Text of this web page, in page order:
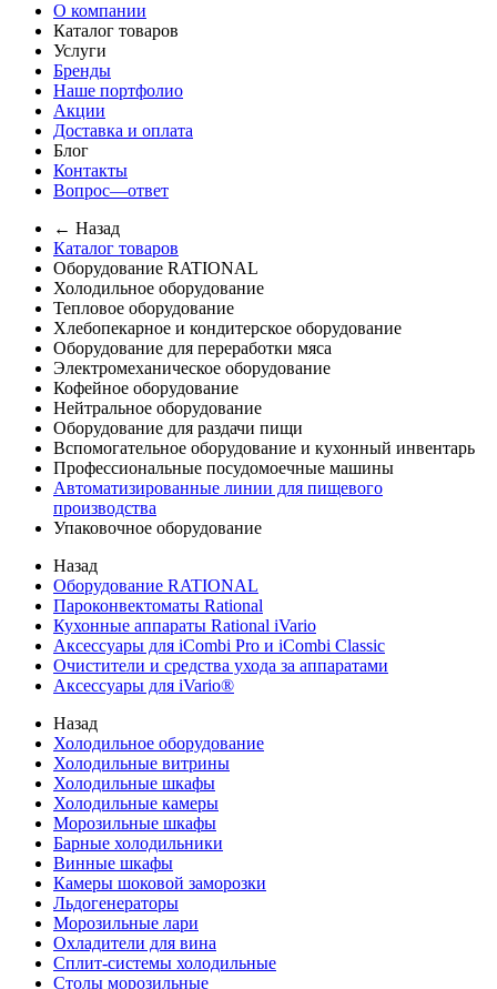
О компании
Каталог товаров
Услуги
Бренды
Наше портфолио
Акции
Доставка и оплата
Блог
Контакты
Вопрос—ответ
← Назад
Каталог товаров
Оборудование RATIONAL
Холодильное оборудование
Тепловое оборудование
Хлебопекарное и кондитерское оборудование
Оборудование для переработки мяса
Электромеханическое оборудование
Кофейное оборудование
Нейтральное оборудование
Оборудование для раздачи пищи
Вспомогательное оборудование и кухонный инвентарь
Профессиональные посудомоечные машины
Автоматизированные линии для пищевого
производства
Упаковочное оборудование
Назад
Оборудование RATIONAL
Пароконвектоматы Rational
Кухонные аппараты Rational iVario
Аксессуары для iCombi Pro и iCombi Classic
Очистители и средства ухода за аппаратами
Аксессуары для iVario®
Назад
Холодильное оборудование
Холодильные витрины
Холодильные шкафы
Холодильные камеры
Морозильные шкафы
Барные холодильники
Винные шкафы
Камеры шоковой заморозки
Льдогенераторы
Морозильные лари
Охладители для вина
Сплит-системы холодильные
Столы морозильные